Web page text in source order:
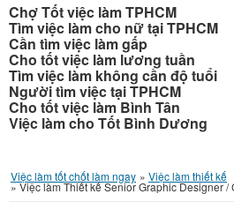
Chợ Tốt việc làm TPHCM
Tìm việc làm cho nữ tại TPHCM
Cần tìm việc làm gấp
Cho tốt việc làm lương tuần
Tìm việc làm không cần độ tuổi
Người tìm việc tại TPHCM
Cho tốt việc làm Bình Tân
Việc làm cho Tốt Bình Dương
Việc làm tốt chốt làm ngay » Việc làm thiết kế
»Việc làm Thiết kế Senior Graphic Designer